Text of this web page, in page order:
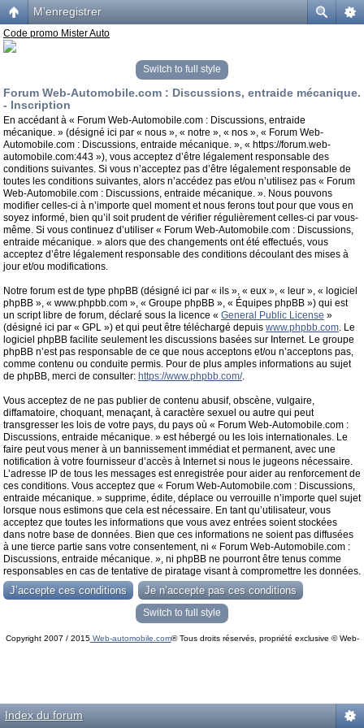
M’enregistrer
Code promo Mister Auto
Switch to full style
Forum Web-Automobile.com : Discussions, entraide mécanique.
- Inscription
En accédant à « Forum Web-Automobile.com : Discussions, entraide
mécanique. » (désigné ici par « nous », « notre », « nos », « Forum Web-
Automobile.com : Discussions, entraide mécanique. », « https://forum.web-
automobile.com:443 »), vous acceptez d’être légalement responsable des
conditions suivantes. Si vous n’acceptez pas d’être légalement responsable de
toutes les conditions suivantes, alors n’accédez pas et/ou n’utilisez pas « Forum
Web-Automobile.com : Discussions, entraide mécanique. ». Nous pouvons
modifier celles-ci à n’importe quel moment et nous ferons tout pour que vous en
soyez informé, bien qu’il soit prudent de vérifier régulièrement celles-ci par vous-
même. Si vous continuez d’utiliser « Forum Web-Automobile.com : Discussions,
entraide mécanique. » alors que des changements ont été effectués, vous
acceptez d’être légalement responsable des conditions découlant des mises à
jour et/ou modifications.
Notre forum est de type phpBB (désigné ici par « ils », « eux », « leur », « logiciel
phpBB », « www.phpbb.com », « Groupe phpBB », « Équipes phpBB ») qui est
un script libre de forum, déclaré sous la licence « General Public License »
(désigné ici par « GPL ») et qui peut être téléchargé depuis www.phpbb.com. Le
logiciel phpBB facilite seulement les discussions basées sur Internet. Le groupe
phpBB n’est pas responsable de ce que nous acceptons et/ou n’acceptons pas,
comme contenu ou conduite permis. Pour de plus amples informations au sujet
de phpBB, merci de consulter: https://www.phpbb.com/.
Vous acceptez de ne pas publier de contenu abusif, obscène, vulgaire,
diffamatoire, choquant, menaçant, à caractère sexuel ou autre qui peut
transgresser les lois de votre pays, du pays où « Forum Web-Automobile.com :
Discussions, entraide mécanique. » est hébergé ou les lois internationales. Le
faire peut vous mener à un bannissement immédiat et permanent, avec une
notification à votre fournisseur d’accès à Internet si nous le jugeons nécessaire.
L’adresse IP de tous les messages est enregistrée pour aider au renforcement de
ces conditions. Vous acceptez que « Forum Web-Automobile.com : Discussions,
entraide mécanique. » supprime, édite, déplace ou verrouille n’importe quel sujet
lorsque nous estimons que cela est nécessaire. En tant qu’utilisateur, vous
acceptez que toutes les informations que vous avez entrées soient stockées
dans notre base de données. Bien que ces informations ne soient pas diffusées
à une tierce partie sans votre consentement, ni « Forum Web-Automobile.com :
Discussions, entraide mécanique. », ni phpBB ne pourront être tenus comme
responsables en cas de tentative de piratage visant à compromettre les données.
Switch to full style
Copyright 2007 / 2015Web-automobile.com® Tous droits réservés, propriété exclusive © Web-
Index du forum